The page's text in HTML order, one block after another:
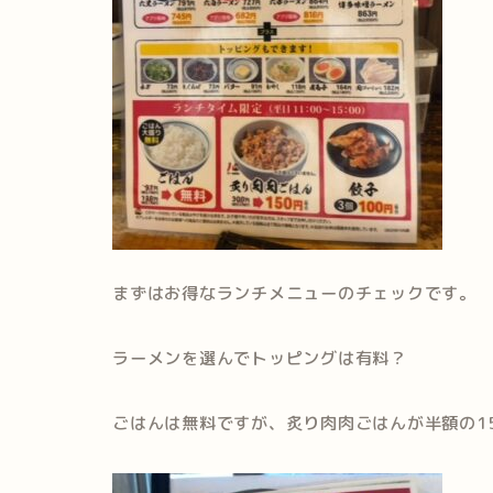
まずはお得なランチメニューのチェックです。
ラーメンを選んでトッピングは有料？
ごはんは無料ですが、炙り肉肉ごはんが半額の